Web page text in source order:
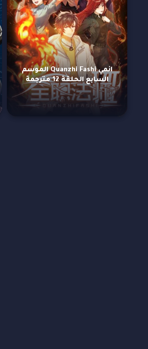
انمي Quanzhi Fashi الموسم
السابع الحلقة 12 مترجمة